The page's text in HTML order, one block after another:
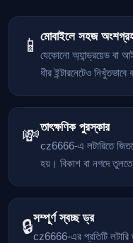
📱 মোবাইলে সহজ
যেকোনো অ্যান্ড্রয়েড বা
ধীর ইন্টারনেটেও
💸তাৎক্ষণিক পুরস্কার
cz6666-এ লটারিতে
হয়। বিকাশ বা নগদে তুলতে
🔒সম্পূর্ণ স্বচ্ছ ড্র
cz6666-এর প্রতিটি লটারি